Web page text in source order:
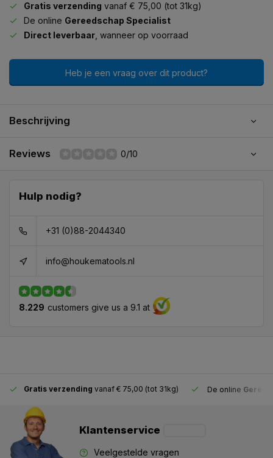
Gratis verzending vanaf € 75,00 (tot 31kg)
De online Gereedschap Specialist
Direct leverbaar , wanneer op voorraad
Heb je een vraag over dit product?
Beschrijving
Reviews 0/10
Hulp nodig?
+31 (0)88-2044340
info@houkematools.nl
8.229 customers give us a 9.1 at
Gratis verzending vanaf € 75,00 (tot 31kg) De online
Klantenservice
Veelgestelde vragen